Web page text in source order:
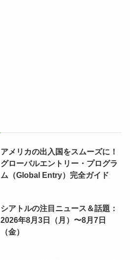
アメリカの出入国をスムーズに！
グローバルエントリー・プログラ
ム（Global Entry）完全ガイド
シアトルの注目ニュース＆話題：
2026年8月3日（月）〜8月7日
（金）